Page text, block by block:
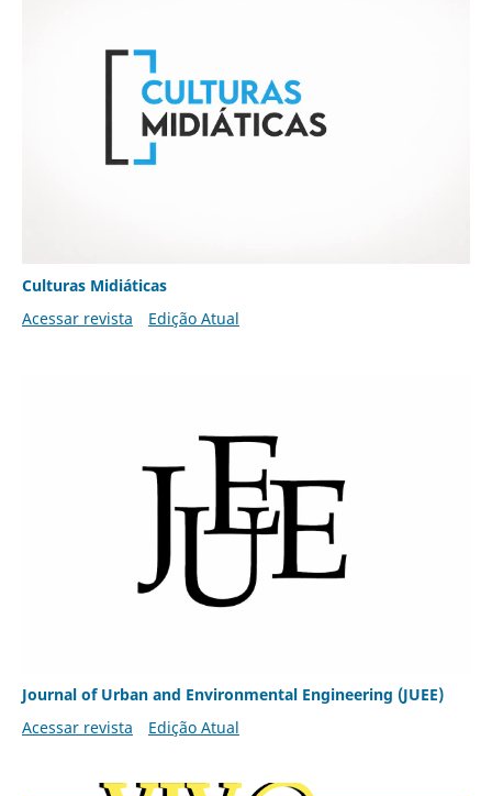
Culturas Midiáticas
Acessar revista
Edição Atual
Journal of Urban and Environmental Engineering (JUEE)
Acessar revista
Edição Atual